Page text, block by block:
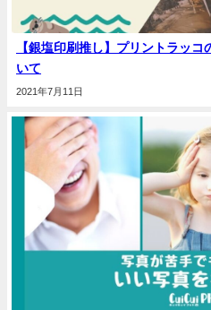
【銀塩印刷推し】プリントラッ
いて
2021年7月11日